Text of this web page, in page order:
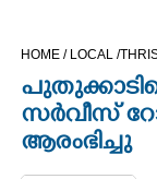
OPINION
HOME / LOCAL /
സർവീസ്
ആരംഭിച്ചു